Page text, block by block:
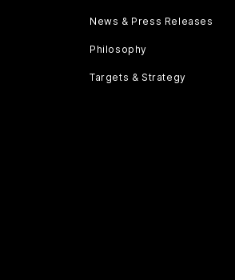
News & Press Releases
Philosophy
Targets & Strategy